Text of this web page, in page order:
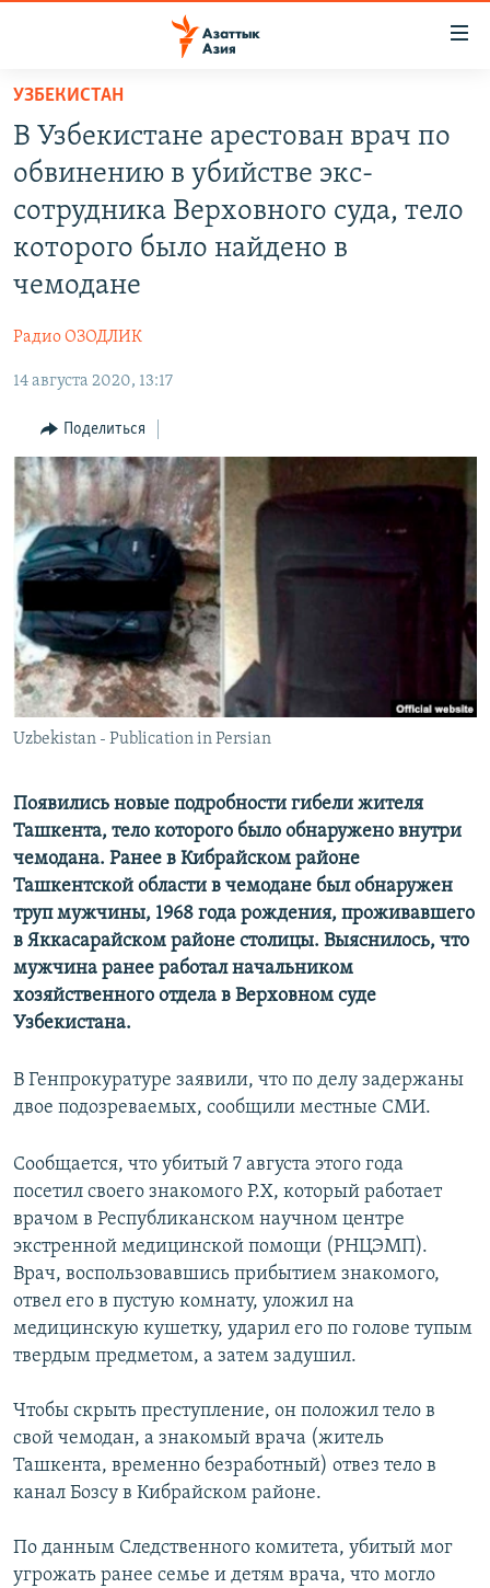
Вернуться
основному
содержанию
главной
навигации
ЦЕНТРАЛЬНАЯ АЗИЯ
КАЗАХСТАН
НОВОСТИ
ВОЙНА В УКРАИНЕ
НА ДРУГИХ ЯЗЫКАХ
ТОҶИКӢ
TÜRKMENÇE
ПОДПИШИТЕСЬ НА НАС В СОЦСЕТЯХ
Все сайты РСЕ/РС
УЗБЕКИСТАН
В Узбекистане арестован врач по
обвинению в убийстве экс-
сотрудника Верховного суда, тело
которого было найдено в
чемодане
Радио ОЗОДЛИК
14 августа 2020, 13:17
Поделиться
Uzbekistan - Publication in Persian
Появились новые подробности гибели жителя
Ташкента, тело которого было обнаружено внутри
чемодана. Ранее в Кибрайском районе
Ташкентской области в чемодане был обнаружен
труп мужчины, 1968 года рождения, проживавшего
в Яккасарайском районе столицы. Выяснилось, что
мужчина ранее работал начальником
хозяйственного отдела в Верховном суде
Узбекистана.
В Генпрокуратуре заявили, что по делу задержаны
двое подозреваемых, сообщили местные СМИ.
Сообщается, что убитый 7 августа этого года
посетил своего знакомого Р.Х, который работает
врачом в Республиканском научном центре
экстренной медицинской помощи (РНЦЭМП).
Врач, воспользовавшись прибытием знакомого,
отвел его в пустую комнату, уложил на
медицинскую кушетку, ударил его по голове тупым
твердым предметом, а затем задушил.
Чтобы скрыть преступление, он положил тело в
свой чемодан, а знакомый врача (житель
Ташкента, временно безработный) отвез тело в
канал Бозсу в Кибрайском районе.
По данным Следственного комитета, убитый мог
угрожать ранее семье и детям врача, что могло